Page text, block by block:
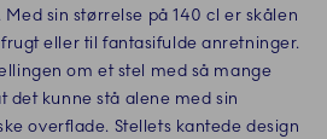
sin størrelse på 140 cl er skålen
eller til fantasifulde anretninger.
om et stel med så mange
det kunne stå alene med sin
overflade. Stellets kantede design